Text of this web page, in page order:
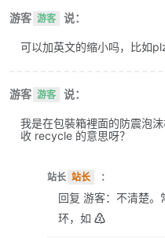
游客 游客 说：
可以加英文的缩小吗，比如
游客 游客 说：
我是在包裝箱裡面的防震泡
收 recycle 的意思呀？
站长 站长 ：
回复 游客：不清楚
环，如 ♴